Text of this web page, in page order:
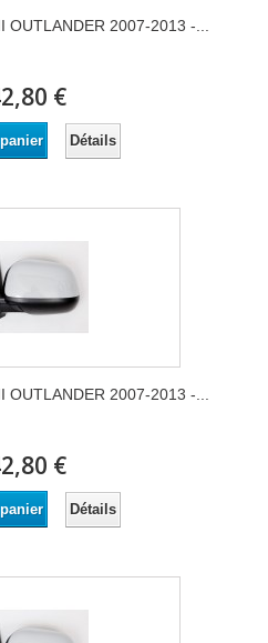
2007-2013 -...
€
Détails
2007-2013 -...
€
Détails